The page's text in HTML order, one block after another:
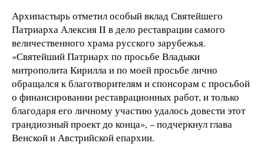
Архипастырь отметил особый вклад Святейшего
Патриарха Алексия II в дело реставрации самого
величественного храма русского зарубежья.
«Святейший Патриарх по просьбе Владыки
митрополита Кирилла и по моей просьбе лично
обращался к благотворителям и спонсорам с просьбой
о финансировании реставрационных работ, и только
благодаря его личному участию удалось довести этот
грандиозный проект до конца», – подчеркнул глава
Венской и Австрийской епархии.